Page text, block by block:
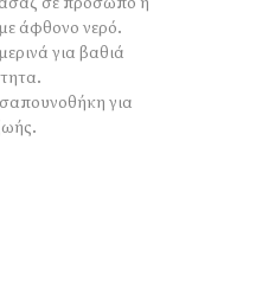
άφθονο νερό.
για βαθιά
για